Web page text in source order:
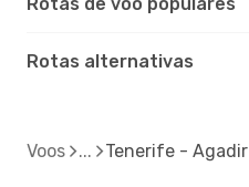
Rotas alternativas
Voos Tenerife - Agadir